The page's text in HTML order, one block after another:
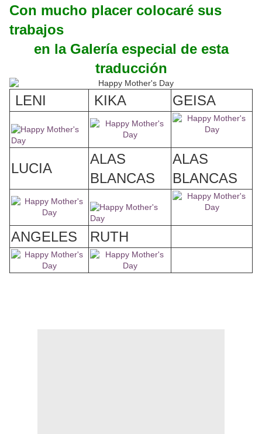
Con mucho placer colocaré sus
trabajos
en la Galería especial de esta
traducción
LENI KIKA GEISA
LUCIA
ALAS
BLANCAS
ALAS
BLANCAS
ANGELES RUTH